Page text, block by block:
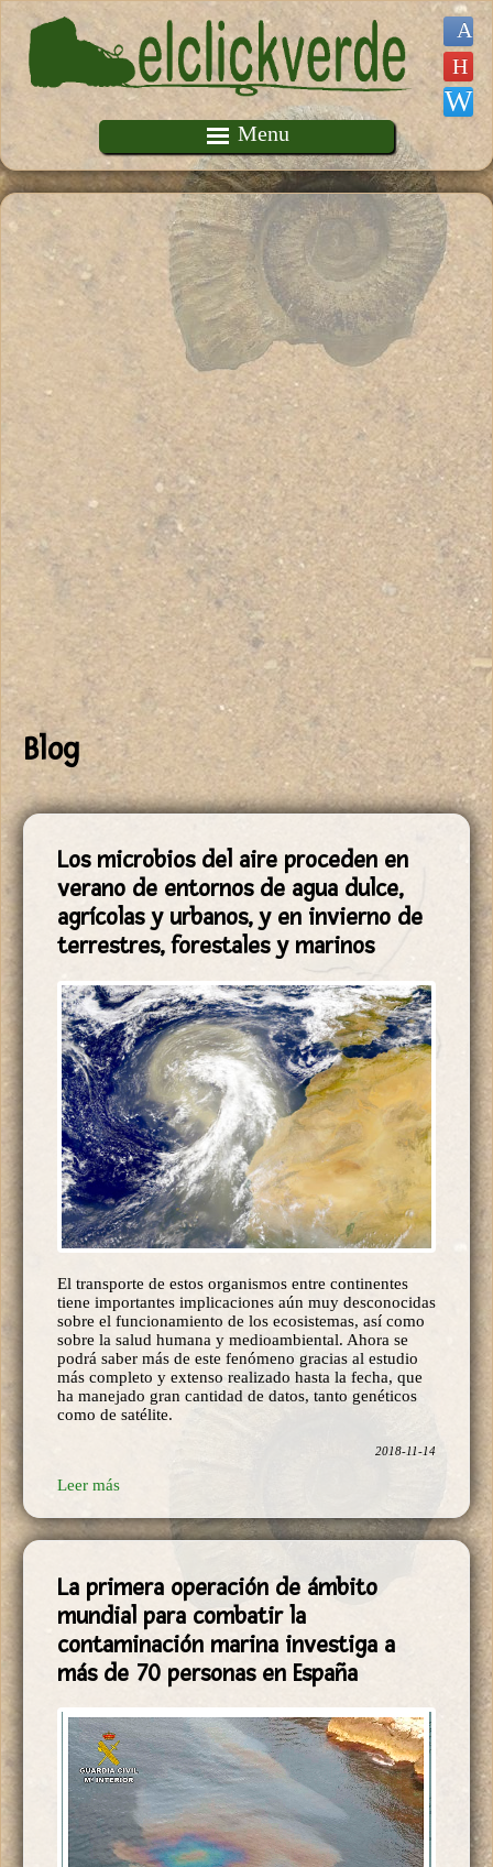
Pasar al contenido principal
Menu
Blog
Los microbios del aire proceden en
verano de entornos de agua dulce,
agrícolas y urbanos, y en invierno de
terrestres, forestales y marinos
El transporte de estos organismos entre continentes
tiene importantes implicaciones aún muy desconocidas
sobre el funcionamiento de los ecosistemas, así como
sobre la salud humana y medioambiental. Ahora se
podrá saber más de este fenómeno gracias al estudio
más completo y extenso realizado hasta la fecha, que
ha manejado gran cantidad de datos, tanto genéticos
como de satélite.
2018-11-14
Leer más
La primera operación de ámbito
mundial para combatir la
contaminación marina investiga a
más de 70 personas en España